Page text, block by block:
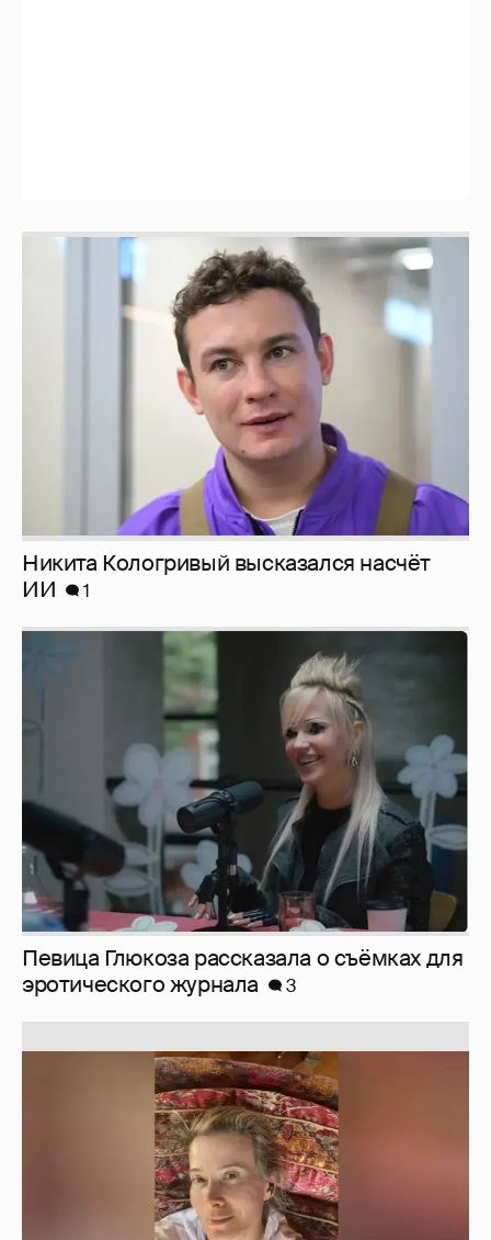
Никита Кологривый высказался насчёт
ИИ
1
Певица Глюкоза рассказала о съёмках для
эротического журнала
3